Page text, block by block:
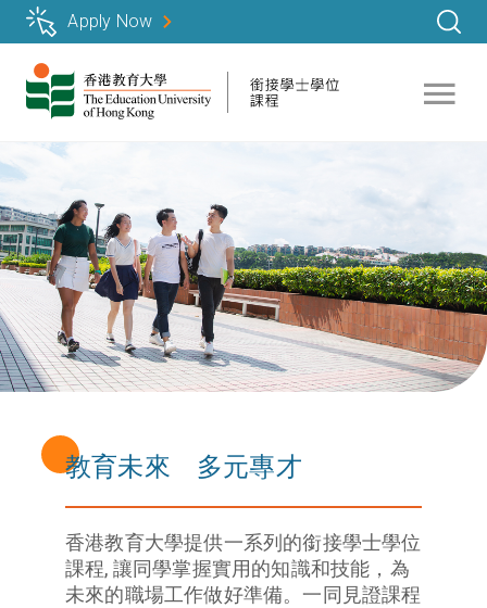
Apply Now
教育未來 多元專才
香港教育大學提供一系列的銜接學士學位
課程, 讓同學掌握實用的知識和技能，為
未來的職場工作做好準備。一同見證課程